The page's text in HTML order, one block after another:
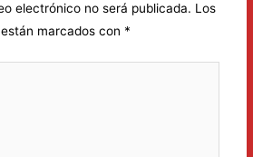
electrónico no será publicada. Los
marcados con *